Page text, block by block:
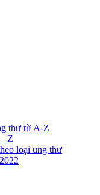
thư từ A-Z
Z
loại ung thư